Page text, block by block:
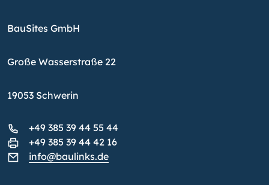
BauSites GmbH
Große Wasserstraße 22
19053 Schwerin
+49 385 39 44 55 44
+49 385 39 44 42 16
info@baulinks.de